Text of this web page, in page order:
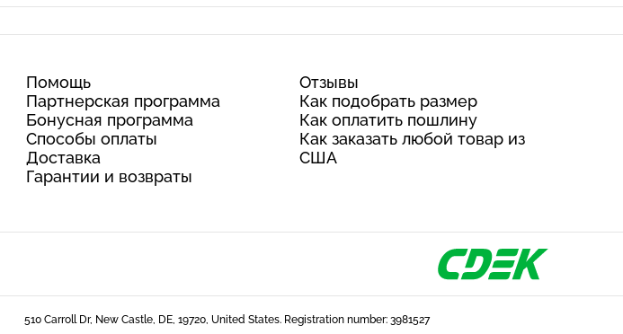
Помощь
Партнерская программа
Бонусная программа
Способы оплаты
Доставка
Гарантии и возвраты
Отзывы
Как подобрать размер
Как оплатить пошлину
Как заказать любой товар из
США
510 Carroll Dr, New Castle, DE, 19720, United States. Registration number: 3981527